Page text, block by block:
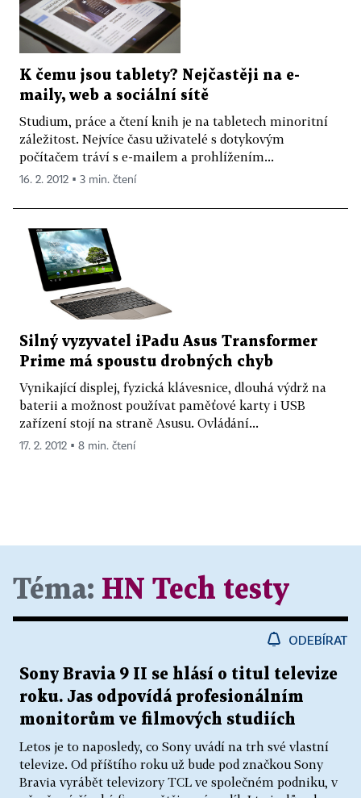
K čemu jsou tablety? Nejčastěji na e-
maily, web a sociální sítě
Studium, práce a čtení knih je na tabletech minoritní
záležitost. Nejvíce času uživatelé s dotykovým
počítačem tráví s e-mailem a prohlížením...
16. 2. 2012 ▪ 3 min. čtení
Silný vyzyvatel iPadu Asus Transformer
Prime má spoustu drobných chyb
Vynikající displej, fyzická klávesnice, dlouhá výdrž na
baterii a možnost používat paměťové karty i USB
zařízení stojí na straně Asusu. Ovládání...
17. 2. 2012 ▪ 8 min. čtení
Téma: HN Tech testy
ODEBÍRAT
Sony Bravia 9 II se hlásí o titul televize
roku. Jas odpovídá profesionálním
monitorům ve filmových studiích
Letos je to naposledy, co Sony uvádí na trh své vlastní
televize. Od příštího roku už bude pod značkou Sony
Bravia vyrábět televizory TCL ve společném podniku, v